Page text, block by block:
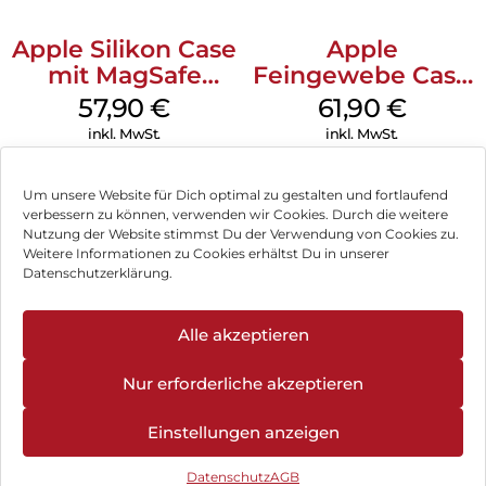
Um unsere Website für Dich optimal zu gestalten und fortlaufend
verbessern zu können, verwenden wir Cookies. Durch die weitere
Nutzung der Website stimmst Du der Verwendung von Cookies zu.
Weitere Informationen zu Cookies erhältst Du in unserer
Datenschutzerklärung.
Alle akzeptieren
Nur erforderliche akzeptieren
Einstellungen anzeigen
DatenschutzAGB
Apple Silikon Case
mit MagSafe
iPhone 14 Pro
(PRODUCT)RED
57,90€
inkl. MwSt.
Apple
Feingewebe Case
iPhone 15 Pro
MagSafe Schwarz
61,90 €
inkl. MwSt.
Impressum
Hinweis zur Batterieentsorgung
Newsletter